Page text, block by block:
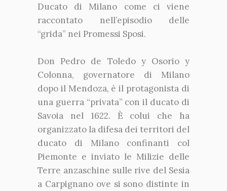
Ducato di Milano come ci viene
raccontato nell’episodio delle
“grida” nei Promessi Sposi.
Don Pedro de Toledo y Osorio y
Colonna, governatore di Milano
dopo il Mendoza, è il protagonista di
una guerra “privata” con il ducato di
Savoia nel 1622. È colui che ha
organizzato la difesa dei territori del
ducato di Milano confinanti col
Piemonte e inviato le Milizie delle
Terre anzaschine sulle rive del Sesia
a Carpignano ove si sono distinte in